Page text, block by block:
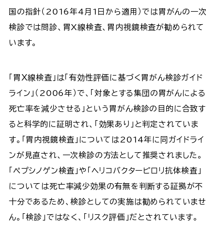
国の指針（2016年4月1日から適用）では胃がんの一次
検診では問診、胃X線検査、胃内視鏡検査が勧められて
います。
「胃Ｘ線検査」は「有効性評価に基づく胃がん検診ガイド
ライン」（2006年）で、「対象とする集団の胃がんによる
死亡率を減少させる」という胃がん検診の目的に合致す
ると科学的に証明され、「効果あり」と判定されていま
す。「胃内視鏡検査」については2014年に同ガイドライ
ンが見直され、一次検診の方法として推奨されました。
「ペプシノゲン検査」や「ヘリコバクターピロリ抗体検査」
については死亡率減少効果の有無を判断する証拠が不
十分であるため、検診としての実施は勧められていませ
ん。「検診」ではなく、「リスク評価」だとされています。